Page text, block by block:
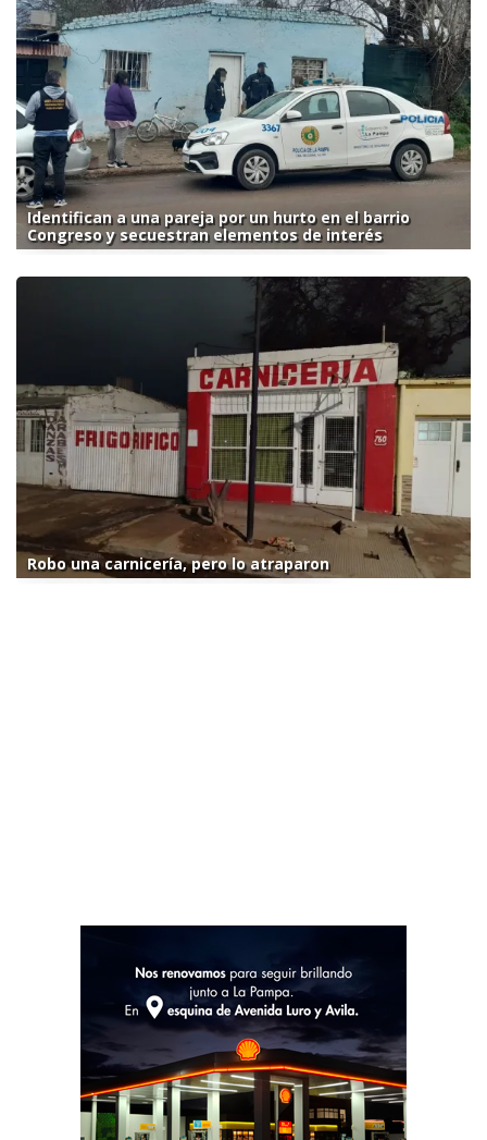
Identifican a una pareja por un hurto en el barrio
Congreso y secuestran elementos de interés
Robo una carnicería, pero lo atraparon